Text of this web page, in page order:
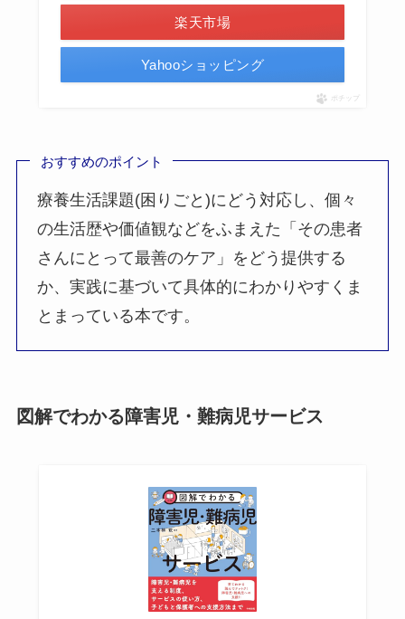
楽天市場
Yahooショッピング
ポチップ
おすすめのポイント
療養生活課題(困りごと)にどう対応し、個々
の生活歴や価値観などをふまえた「その患者
さんにとって最善のケア」をどう提供する
か、実践に基づいて具体的にわかりやすくま
とまっている本です。
図解でわかる障害児・難病児サービス